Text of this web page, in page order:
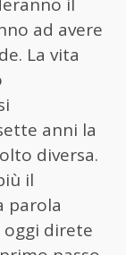
il
ad avere
La vita
anni la
diversa.
il
parola
oggi direte